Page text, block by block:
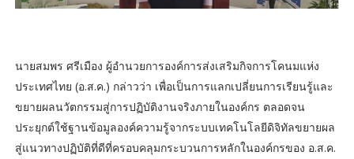
นายสมพร ศรีเมือง ผู้อำนวยการองค์การส่งเสริมกิจการโคนมแห่ง
ประเทศไทย (อ.ส.ค.) กล่าวว่า เพื่อเป็นการแลกเปลี่ยนการเรียนรู้และ
ขยายผลนวัตกรรมสู่การปฏิบัติงานจริงภายในองค์กร ตลอดจน
ประยุกต์ใช้ฐานข้อมูลองค์ความรู้จากระบบเทคโนโลยีดิจิทัลขยายผล
สู่แนวทางปฏิบัติที่ดีที่ครอบคลุมกระบวนการหลักในองค์กรของ อ.ส.ค.